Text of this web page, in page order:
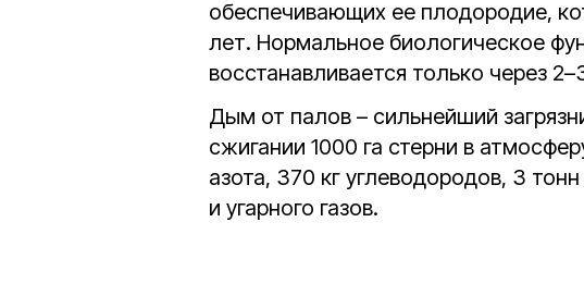
обеспечивающих ее плодородие,
лет. Нормальное биологическое
восстанавливается только через
Дым от палов – сильнейший
сжигании 1000 га стерни в
азота, 370 кг углеводородов, 3
и угарного газов.